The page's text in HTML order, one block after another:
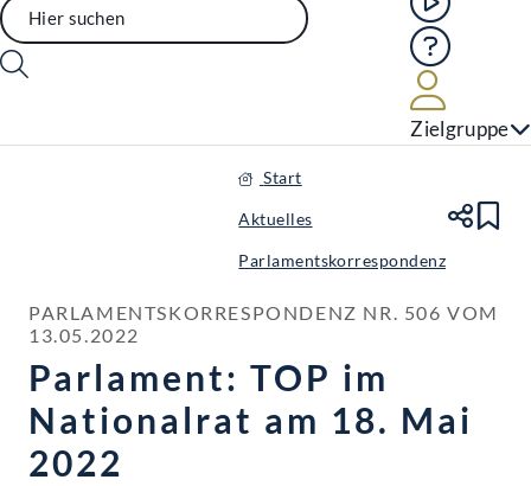
Hilfe
Zielgruppe
Start
Aktuelles
Parlamentskorrespondenz
PARLAMENTSKORRESPONDENZ NR. 506 VOM
13.05.2022
Parlament: TOP im
Nationalrat am 18. Mai
2022